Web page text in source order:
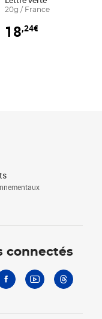
au panier
20g / France
18,24€
connectés